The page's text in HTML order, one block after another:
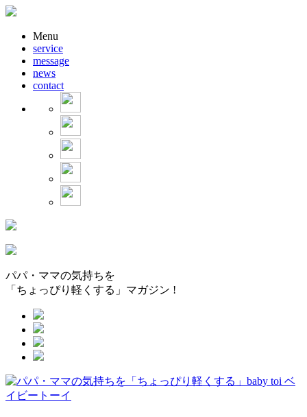
Menu
service
message
news
contact
パパ・ママの気持ちを
「ちょっぴり軽くする」マガジン !